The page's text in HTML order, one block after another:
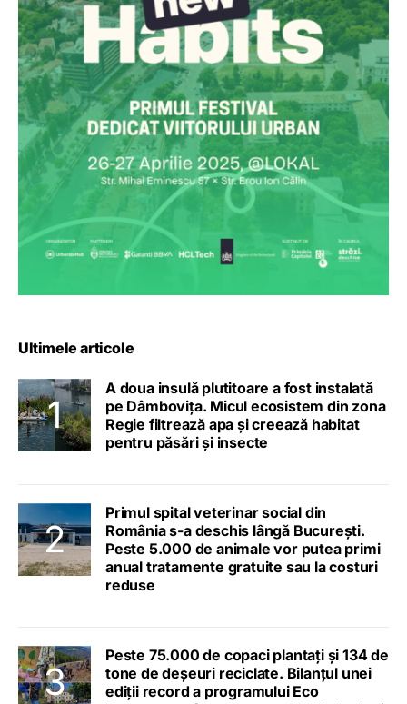
Ultimele articole
A doua insulă plutitoare a fost instalată
pe Dâmbovița. Micul ecosistem din zona
Regie filtrează apa și creează habitat
pentru păsări și insecte
Primul spital veterinar social din
România s-a deschis lângă București.
Peste 5.000 de animale vor putea primi
anual tratamente gratuite sau la costuri
reduse
Peste 75.000 de copaci plantați și 134 de
tone de deșeuri reciclate. Bilanțul unei
ediții record a programului Eco